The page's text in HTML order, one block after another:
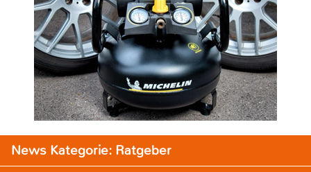
News Kategorie: Ratgeber